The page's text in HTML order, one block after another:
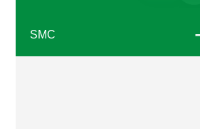
SMC